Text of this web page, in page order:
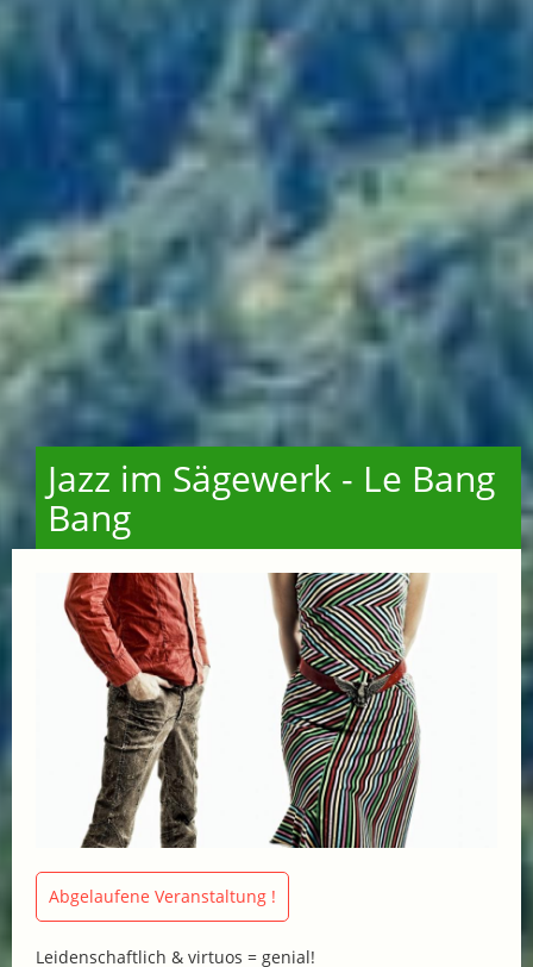
Jazz im Sägewerk - Le Bang
Bang
Abgelaufene Veranstaltung !
Leidenschaftlich & virtuos = genial!